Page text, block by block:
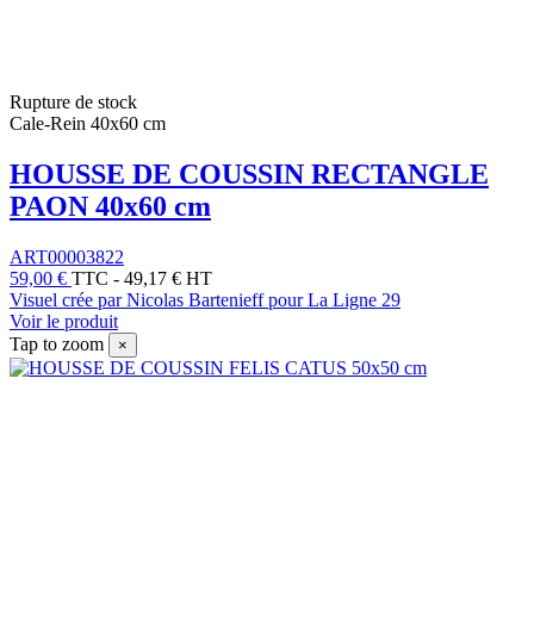
Rupture de stock
Cale-Rein 40x60 cm
HOUSSE DE COUSSIN RECTANGLE
PAON 40x60 cm
ART00003822
59,00 € TTC - 49,17 € HT
Visuel crée par Nicolas Bartenieff pour La Ligne 29
Voir le produit
Tap to zoom
×